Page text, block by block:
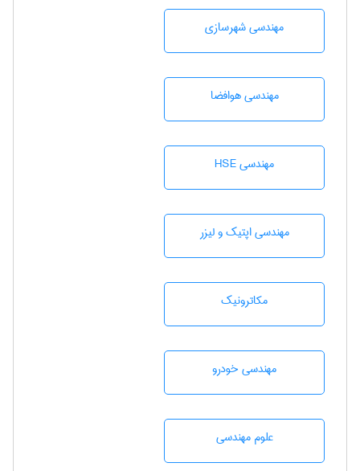
مهندسی شهرسازی
مهندسی هوافضا
مهندسی HSE
مهندسی اپتیک و لیزر
مکاترونیک
مهندسی خودرو
علوم مهندسی